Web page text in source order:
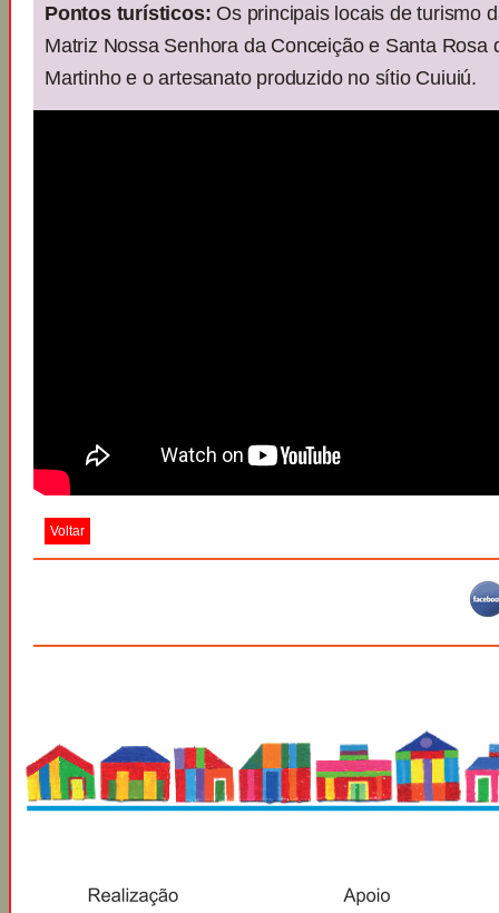
Pontos turísticos: Os principais locais de turismo
Matriz Nossa Senhora da Conceição e Santa Rosa
Martinho e o artesanato produzido no sítio Cuiuiú.
Voltar